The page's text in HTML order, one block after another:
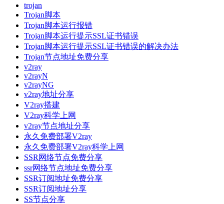
trojan
Trojan脚本
Trojan脚本运行报错
Trojan脚本运行提示SSL证书错误
Trojan脚本运行提示SSL证书错误的解决办法
Trojan节点地址免费分享
v2ray
v2rayN
v2rayNG
v2ray地址分享
V2ray搭建
V2ray科学上网
v2ray节点地址分享
永久免费部署V2ray
永久免费部署V2ray科学上网
SSR网络节点免费分享
ssr网络节点地址免费分享
SSR订阅地址免费分享
SSR订阅地址分享
SS节点分享